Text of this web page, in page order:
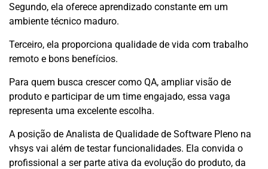
Segundo, ela oferece aprendizado constante em um
ambiente técnico maduro.
Terceiro, ela proporciona qualidade de vida com trabalho
remoto e bons benefícios.
Para quem busca crescer como QA, ampliar visão de
produto e participar de um time engajado, essa vaga
representa uma excelente escolha.
A posição de Analista de Qualidade de Software Pleno na
vhsys vai além de testar funcionalidades. Ela convida o
profissional a ser parte ativa da evolução do produto, da